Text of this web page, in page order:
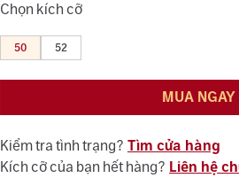
Chọn kích cỡ
50 52
MUA NGAY
Kiểm tra tình trạng? Tìm cửa hàng
Kích cỡ của bạn hết hàng? Liên hệ